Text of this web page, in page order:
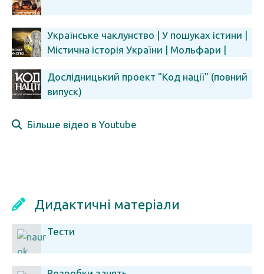
Українське чаклунство | У пошуках істини |
Містична історія України | Мольфари |
Дослідницький проект "Код нації" (повний
випуск)
Більше відео в Youtube
Дидактичні матеріали
Тести